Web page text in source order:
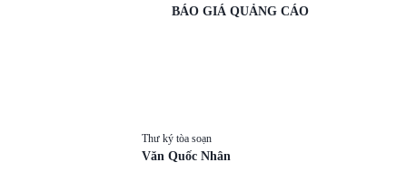
BÁO GIÁ QUẢNG CÁO
Thư ký tòa soạn
Văn Quốc Nhân